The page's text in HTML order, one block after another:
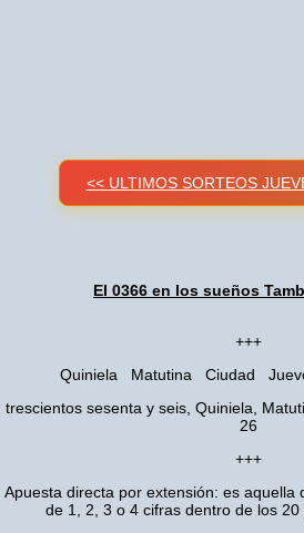
<< ULTIMOS SORTEOS
El 0366 en los sueños
+++
Quiniela Matutina Ciudad
trescientos sesenta y seis, Quiniela,
26
+++
Apuesta directa por extensión: es aquella
de 1, 2, 3 o 4 cifras dentro de los 20